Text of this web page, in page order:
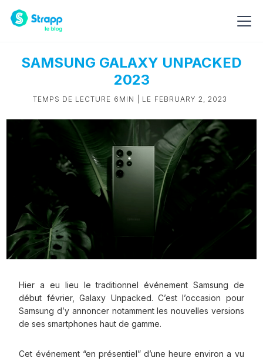
SAMSUNG GALAXY UNPACKED
2023
TEMPS DE LECTURE 6MIN | LE FEBRUARY 2, 2023
Hier a eu lieu le traditionnel événement Samsung de
début février, Galaxy Unpacked. C’est l’occasion pour
Samsung d’y annoncer notamment les nouvelles versions
de ses smartphones haut de gamme.
Cet événement “en présentiel” d’une heure environ a vu